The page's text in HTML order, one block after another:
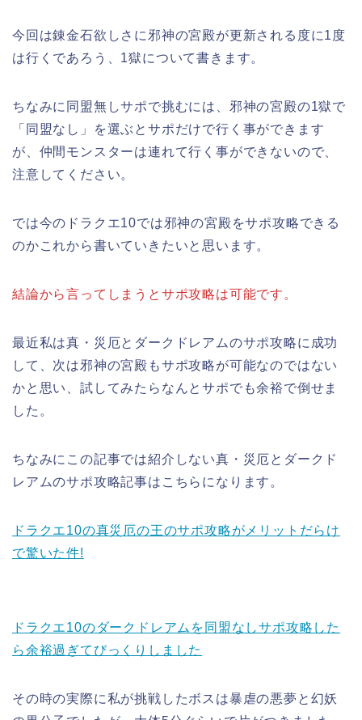
今回は錬金石欲しさに邪神の宮殿が更新される度に1度
は行くであろう、1獄について書きます。
ちなみに同盟無しサポで挑むには、邪神の宮殿の1獄で
「同盟なし」を選ぶとサポだけで行く事ができます
が、仲間モンスターは連れて行く事ができないので、
注意してください。
では今のドラクエ10では邪神の宮殿をサポ攻略できる
のかこれから書いていきたいと思います。
結論から言ってしまうとサポ攻略は可能です。
最近私は真・災厄とダークドレアムのサポ攻略に成功
して、次は邪神の宮殿もサポ攻略が可能なのではない
かと思い、試してみたらなんとサポでも余裕で倒せま
した。
ちなみにこの記事では紹介しない真・災厄とダークド
レアムのサポ攻略記事はこちらになります。
ドラクエ10の真災厄の王のサポ攻略がメリットだらけ
で驚いた件!
ドラクエ10のダークドレアムを同盟なしサポ攻略した
ら余裕過ぎてびっくりしました
その時の実際に私が挑戦したボスは暴虐の悪夢と幻妖